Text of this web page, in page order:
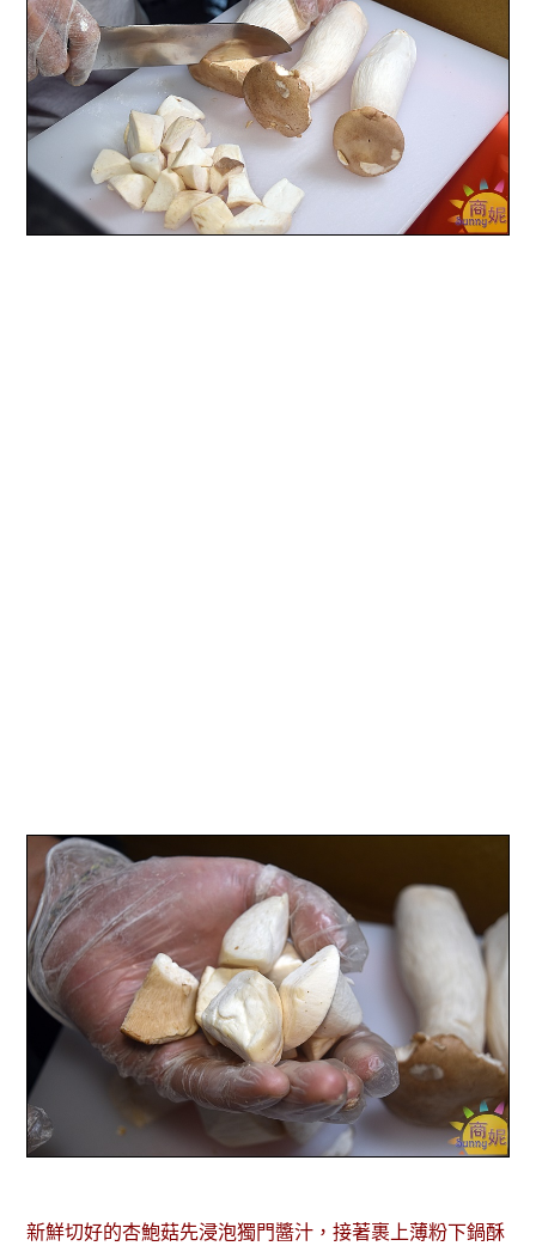
新鮮切好的杏鮑菇先浸泡獨門醬汁，接著裹上薄粉下鍋酥